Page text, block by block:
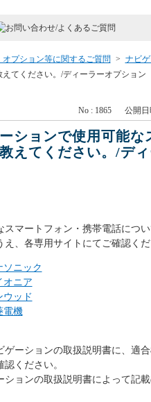
プション等に関するご質問 > ナビ
てください。/ディーラーオプション
No : 1865 公開日
ションで使用可能
えてください。/デ
スマートフォン・携帯電話につ
え、各専用サイトにてご確認くだ
ソニック
オニア
ウッド
電機
ゲーションの取扱説明書に、適
ください。
ョンの取扱説明書によって記載